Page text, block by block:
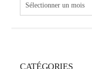
des
CATÉGORIES